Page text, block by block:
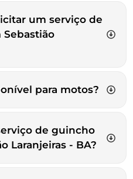
um serviço de
para motos?
de guincho
Laranjeiras - BA?